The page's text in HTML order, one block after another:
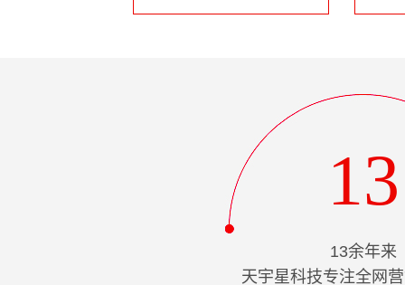
13
13余年来
天宇星科技专注全网